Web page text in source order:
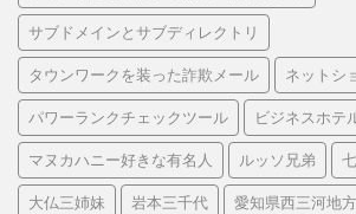
サブドメインとサブディレクトリ
タウンワークを装った詐欺メール ネットシ
パワーランクチェックツール ビジネスホテ
マヌカハニー好きな有名人 ルッソ兄弟
大仏三姉妹 岩本三千代 愛知県西三河地方